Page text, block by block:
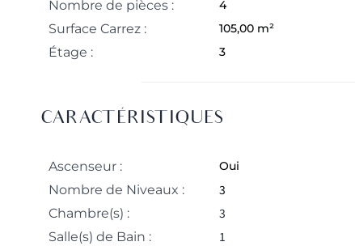
Nombre de pièces : 4
Surface Carrez : 105,00 m²
Étage : 3
CARACTÉRISTIQUES
Ascenseur : Oui
Nombre de Niveaux : 3
Chambre(s) : 3
Salle(s) de Bain : 1